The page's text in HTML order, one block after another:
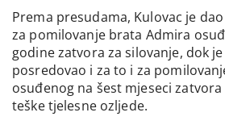
Prema presudama, Kulovac je
za pomilovanje brata Admira
godine zatvora za silovanje, dok
posredovao i za to i za
osuđenog na šest mjeseci
teške tjelesne ozljede.